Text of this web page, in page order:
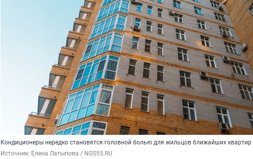
Кондиционеры нередко становятся головной болью для жильцов ближайших квартир
Источник: Елена Латыпова / NGS55.RU